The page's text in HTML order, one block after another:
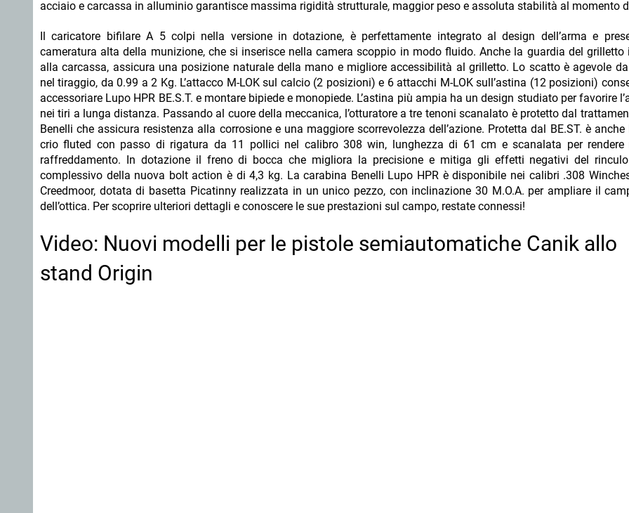
acciaio e carcassa in alluminio garantisce massima rigidità strutturale, maggior peso e assoluta stabilità al momento
Il caricatore bifilare A 5 colpi nella versione in dotazione, è perfettamente integrato al design dell’arma e
cameratura alta della munizione, che si inserisce nella camera scoppio in modo fluido. Anche la guardia del grilletto
alla carcassa, assicura una posizione naturale della mano e migliore accessibilità al grilletto. Lo scatto è agevole
nel tiraggio, da 0.99 a 2 Kg. L’attacco M-LOK sul calcio (2 posizioni) e 6 attacchi M-LOK sull’astina (12 posizioni)
accessoriare Lupo HPR BE.S.T. e montare bipiede e monopiede. L’astina più ampia ha un design studiato per favorire
nei tiri a lunga distanza. Passando al cuore della meccanica, l’otturatore a tre tenoni scanalato è protetto dal
Benelli che assicura resistenza alla corrosione e una maggiore scorrevolezza dell’azione. Protetta dal BE.ST. è anche
crio fluted con passo di rigatura da 11 pollici nel calibro 308 win, lunghezza di 61 cm e scanalata per rendere
raffreddamento. In dotazione il freno di bocca che migliora la precisione e mitiga gli effetti negativi del
complessivo della nuova bolt action è di 4,3 kg. La carabina Benelli Lupo HPR è disponibile nei calibri .308
Creedmoor, dotata di basetta Picatinny realizzata in un unico pezzo, con inclinazione 30 M.O.A. per ampliare il
dell’ottica. Per scoprire ulteriori dettagli e conoscere le sue prestazioni sul campo, restate connessi!
Video: Nuovi modelli per le pistole semiautomatiche Canik allo
stand Origin